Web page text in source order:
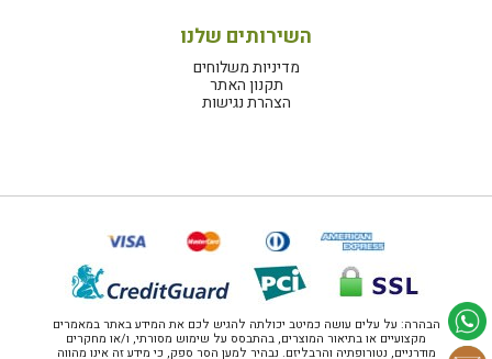
השירותים שלנו
מדיניות משלוחים
תקנון האתר
הצהרת נגישות
הבהרה: על עלים עושה כמיטב יכולתה להגיש לכם את המידע באתר במאמרים
מקצועיים או בתיאור המוצרים, בהתבסס על שימוש מסורתי, ו/או מחקרים
מודרניים, נטורופתיה והרבליזם. נבהיר למען הסר ספק, כי מידע זה אינו מהווה